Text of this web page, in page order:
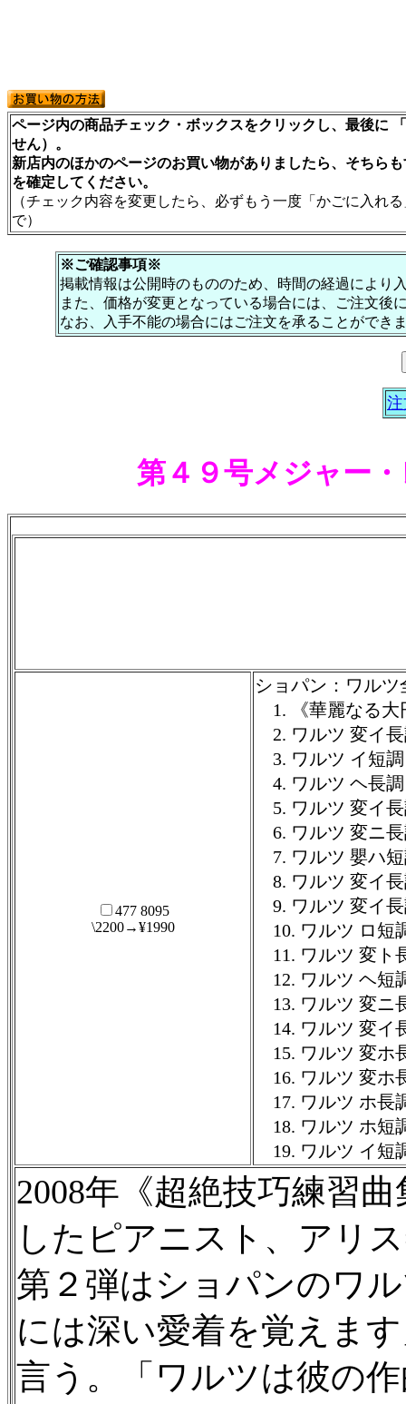
ページ内の商品チェック・ボックスをクリックし、最後に
せん）。
新店内のほかのページのお買い物がありましたら、そちら
を確定してください。
（チェック内容を変更したら、必ずもう一度「かごに入れ
で）
※ご確認事項※
掲載情報は公開時のもののため、時間の経過により
また、価格が変更となっている場合には、ご注文後
なお、入手不能の場合にはご注文を承ることができ
第４９号メジャー
477 8095
\2200→¥1990
ショパン：ワルツ
1. 《華麗なる大
2. ワルツ 変イ長
3. ワルツ イ短調
4. ワルツ ヘ長調
5. ワルツ 変イ長
6. ワルツ 変ニ長
7. ワルツ 嬰ハ短
8. ワルツ 変イ長
9. ワルツ 変イ
10. ワルツ ロ短
11. ワルツ 変ト
12. ワルツ ヘ短
13. ワルツ 変ニ
14. ワルツ 変イ
15. ワルツ 変ホ
16. ワルツ 変ホ
17. ワルツ ホ長
18. ワルツ ホ短
19. ワルツ イ短
2008年《超絶技巧練習
したピアニスト、アリ
第２弾はショパンのワ
には深い愛着を覚えま
言う。「ワルツは彼の